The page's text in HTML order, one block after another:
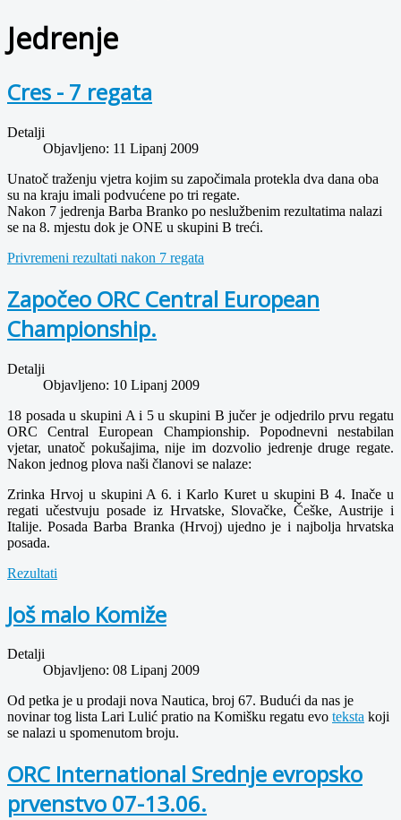
Jedrenje
Cres - 7 regata
Detalji
Objavljeno: 11 Lipanj 2009
Unatoč traženju vjetra kojim su započimala protekla dva dana oba
su na kraju imali podvućene po tri regate.
Nakon 7 jedrenja Barba Branko po neslužbenim rezultatima nalazi
se na 8. mjestu dok je ONE u skupini B treći.
Privremeni rezultati nakon 7 regata
Započeo ORC Central European
Championship.
Detalji
Objavljeno: 10 Lipanj 2009
18 posada u skupini A i 5 u skupini B jučer je odjedrilo prvu regatu
ORC Central European Championship. Popodnevni nestabilan
vjetar, unatoč pokušajima, nije im dozvolio jedrenje druge regate.
Nakon jednog plova naši članovi se nalaze:
Zrinka Hrvoj u skupini A 6. i Karlo Kuret u skupini B 4. Inače u
regati učestvuju posade iz Hrvatske, Slovačke, Češke, Austrije i
Italije. Posada Barba Branka (Hrvoj) ujedno je i najbolja hrvatska
posada.
Rezultati
Još malo Komiže
Detalji
Objavljeno: 08 Lipanj 2009
Od petka je u prodaji nova Nautica, broj 67. Budući da nas je
novinar tog lista Lari Lulić pratio na Komišku regatu evo teksta koji
se nalazi u spomenutom broju.
ORC International Srednje evropsko
prvenstvo 07-13.06.